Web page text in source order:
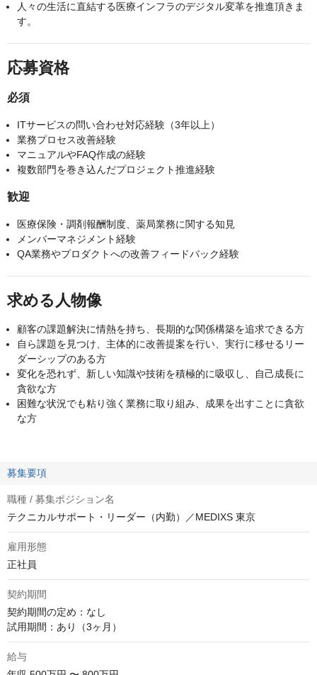
人々の生活に直結する医療インフラのデジタル変革を推進頂きま
す。
応募資格
必須
ITサービスの問い合わせ対応経験（3年以上）
業務プロセス改善経験
マニュアルやFAQ作成の経験
複数部門を巻き込んだプロジェクト推進経験
歓迎
医療保険・調剤報酬制度、薬局業務に関する知見
メンバーマネジメント経験
QA業務やプロダクトへの改善フィードバック経験
求める人物像
顧客の課題解決に情熱を持ち、長期的な関係構築を追求できる方
自ら課題を見つけ、主体的に改善提案を行い、実行に移せるリー
ダーシップのある方
変化を恐れず、新しい知識や技術を積極的に吸収し、自己成長に
貪欲な方
困難な状況でも粘り強く業務に取り組み、成果を出すことに貪欲
な方
募集要項
職種 / 募集ポジション名
テクニカルサポート・リーダー（内勤）／MEDIXS 東京
雇用形態
正社員
契約期間
契約期間の定め：なし
試用期間：あり（3ヶ月）
給与